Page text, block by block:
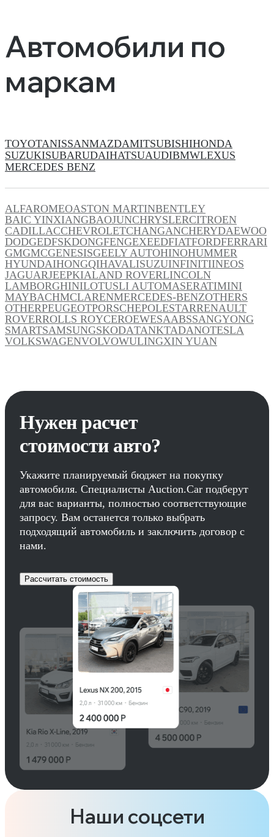
Автомобили по
маркам
TOYOTANISSANMAZDAMITSUBISHIHONDA
SUZUKISUBARUDAIHATSUAUDIBMWLEXUS
MERCEDES BENZ
ALFAROMEOASTON MARTINBENTLEY
BAIC YINXIANGBAOJUNCHRYSLERCITROEN
CADILLACCHEVROLETCHANGANCHERYDAEWOO
DODGEDFSKDONGFENGEXEEDFIATFORDFERRARI
GMGMCGENESISGEELY AUTOHINOHUMMER
HYUNDAIHONGQIHAVALISUZUINFINITIINEOS
JAGUARJEEPKIALAND ROVERLINCOLN
LAMBORGHINILOTUSLI AUTOMASERATIMINI
MAYBACHMCLARENMERCEDES-BENZOTHERS
OTHERPEUGEOTPORSCHEPOLESTARRENAULT
ROVERROLLS ROYCEROEWESAABSSANGYONG
SMARTSAMSUNGSKODATANKTADANOTESLA
VOLKSWAGENVOLVOWULINGXIN YUAN
Нужен расчет
стоимости авто?
Укажите планируемый бюджет на покупку
автомобиля. Специалисты Auction.Car подберут
для вас варианты, полностью соответствующие
запросу. Вам останется только выбрать
подходящий автомобиль и заключить договор с
нами.
Рассчитать стоимость
Наши соцсети